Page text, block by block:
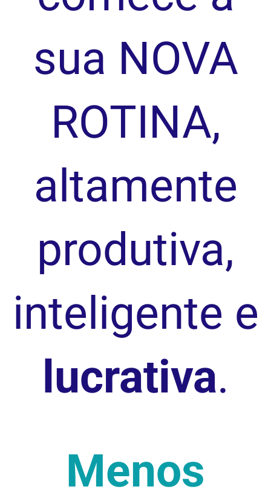
sua NOVA
ROTINA,
altamente
produtiva,
inteligente e
lucrativa.
Menos